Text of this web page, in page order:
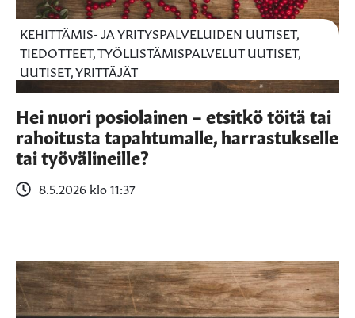
KEHITTÄMIS- JA YRITYSPALVELUIDEN UUTISET,
TIEDOTTEET, TYÖLLISTÄMISPALVELUT UUTISET,
UUTISET, YRITTÄJÄT
Hei nuori posiolainen – etsitkö töitä tai
rahoitusta tapahtumalle, harrastukselle
tai työvälineille?
8.5.2026 klo 11:37